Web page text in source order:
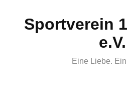
Sportverein
e.V.
Eine Liebe. Ein